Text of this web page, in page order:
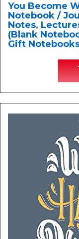
You Become
Notebook /
Notes,
(Blank
Gift